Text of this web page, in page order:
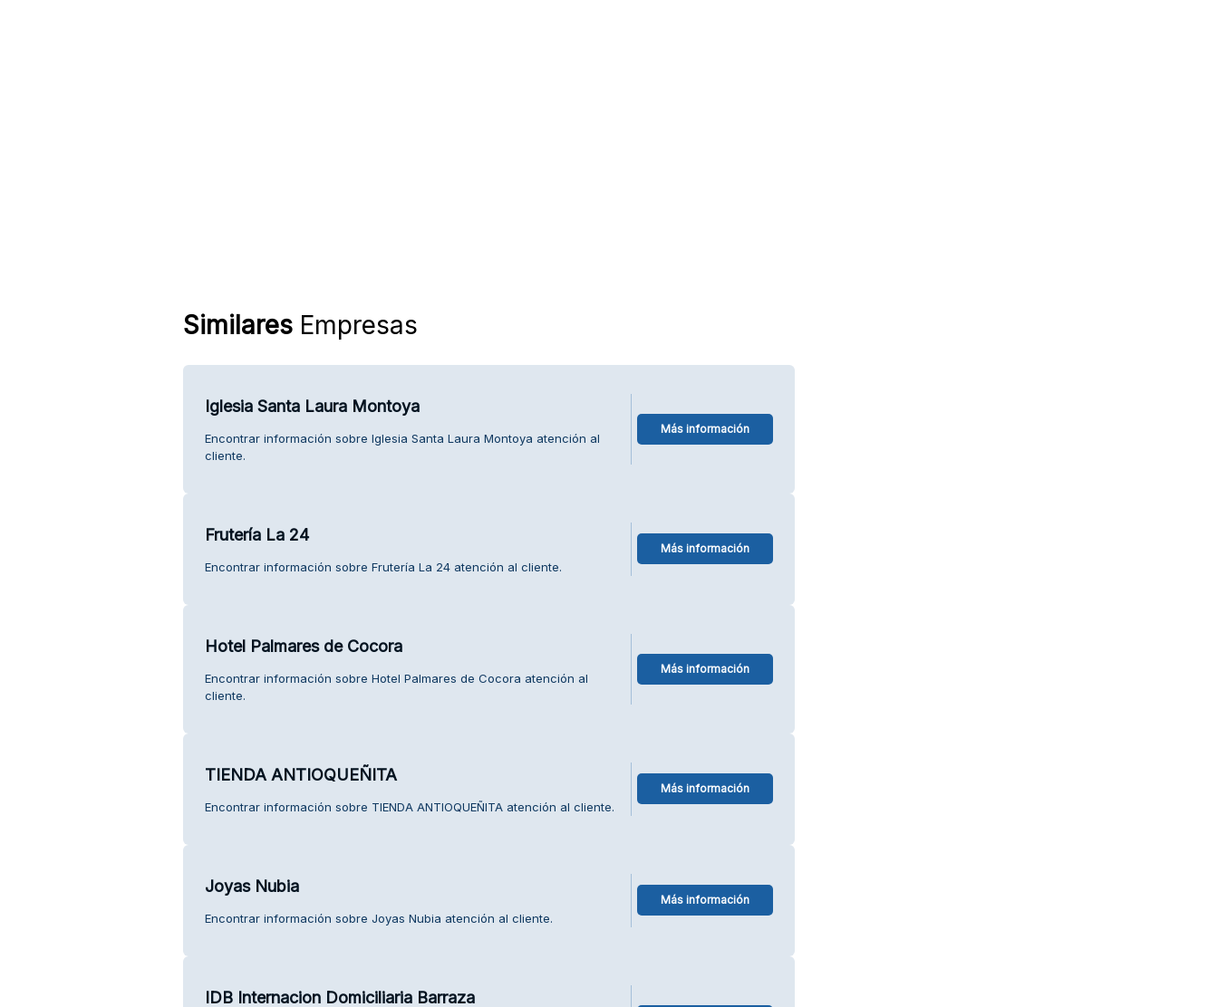
SimilaresEmpresas
Iglesia Santa Laura Montoya
Encontrar información sobre Iglesia Santa Laura Montoya atención al
cliente.
Más información
Frutería La 24
Encontrar información sobre Frutería La 24 atención al cliente.
Más información
Hotel Palmares de Cocora
Encontrar información sobre Hotel Palmares de Cocora atención al
cliente.
Más información
TIENDA ANTIOQUEÑITA
Encontrar información sobre TIENDA ANTIOQUEÑITA atención al cliente.
Más información
Joyas Nubia
Encontrar información sobre Joyas Nubia atención al cliente.
Más información
IDB Internacion Domiciliaria Barraza